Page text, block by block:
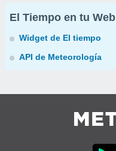
El Tiempo en tu Web
Widget de El tiempo
API de Meteorología